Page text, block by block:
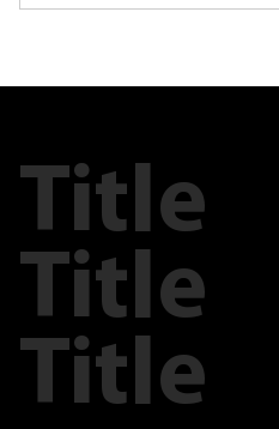
Title
Title
Title